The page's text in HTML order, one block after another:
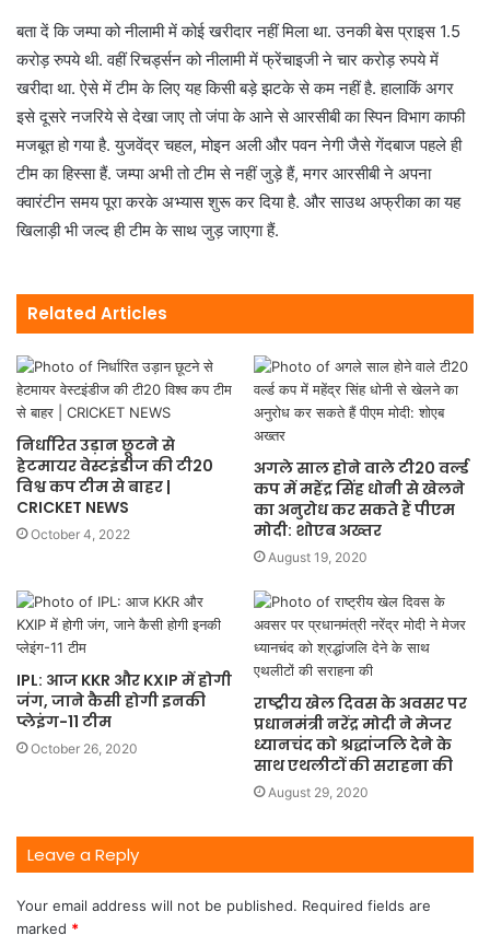
बता दें कि जम्‍पा को नीलामी में कोई खरीदार नहीं मिला था. उनकी बेस प्राइस 1.5
करोड़ रुपये थी. वहीं रिचर्ड्सन को नीलामी में फ्रेंचाइजी ने चार करोड़ रुपये में
खरीदा था. ऐसे में टीम के लिए यह किसी बड़े झटके से कम नहीं है. हालाकिं अगर
इसे दूसरे नजरिये से देखा जाए तो जंपा के आने से आरसीबी का स्पिन विभाग काफी
मजबूत हो गया है. युजवेंद्र चहल, मोइन अली और पवन नेगी जैसे गेंदबाज पहले ही
टीम का हिस्सा हैं. जम्‍पा अभी तो टीम से नहीं जुड़े हैं, मगर आरसीबी ने अपना
क्‍वारंटीन समय पूरा करके अभ्‍यास शुरू कर दिया है. और साउथ अफ्रीका का यह
खिलाड़ी भी जल्द ही टीम के साथ जुड़ जाएगा हैं.
Related Articles
निर्धारित उड़ान छूटने से
हेटमायर वेस्टइंडीज की टी20
विश्व कप टीम से बाहर |
CRICKET NEWS
October 4, 2022
अगले साल होने वाले टी20 वर्ल्ड
कप में महेंद्र सिंह धोनी से खेलने
का अनुरोध कर सकते हैं पीएम
मोदी: शोएब अख्तर
August 19, 2020
IPL: आज KKR और KXIP में होगी
जंग, जाने कैसी होगी इनकी
प्लेइंग-11 टीम
October 26, 2020
राष्ट्रीय खेल दिवस के अवसर पर
प्रधानमंत्री नरेंद्र मोदी ने मेजर
ध्यानचंद को श्रद्धांजलि देने के
साथ एथलीटों की सराहना की
August 29, 2020
Leave a Reply
Your email address will not be published. Required fields are
marked *